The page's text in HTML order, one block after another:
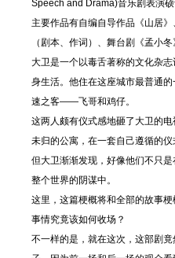
Speech and Drama)音乐剧表演
主要作品有自编自导作品《山居
（剧本、作词）、舞台剧《孟小冬
大卫是一个以毒舌著称的文化杂
身生活。他住在这座城市最普通
速之客——飞哥和鸡仔。
这两人颇有仪式感地砸了大卫的
未归的公寓，在一套自己遵循的仪
但大卫渐渐发现，好像他们不只
整个世界的阴谋中。
这里，这篇梗概将和全部的故事
事情究竟该如何收场？
不一样的是，就在这次，这部剧